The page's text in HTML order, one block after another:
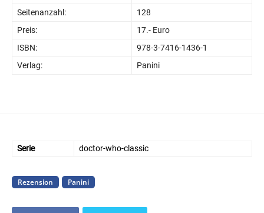
Seitenanzahl:
128
Preis:
17.- Euro
ISBN:
978-3-7416-1436-1
Verlag:
Panini
Serie doctor-who-classic
Rezension Panini